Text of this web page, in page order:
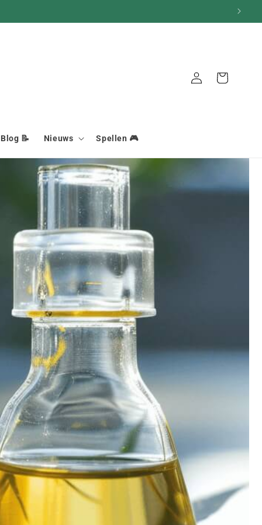
Blog 📝 Nieuws Spellen 🎮
AansluitingMand